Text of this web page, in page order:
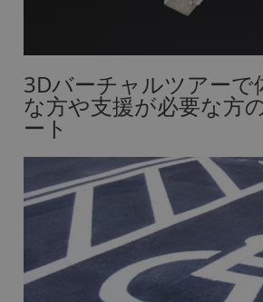
3Dバーチャルツアーで
な方や支援が必要な方
ート